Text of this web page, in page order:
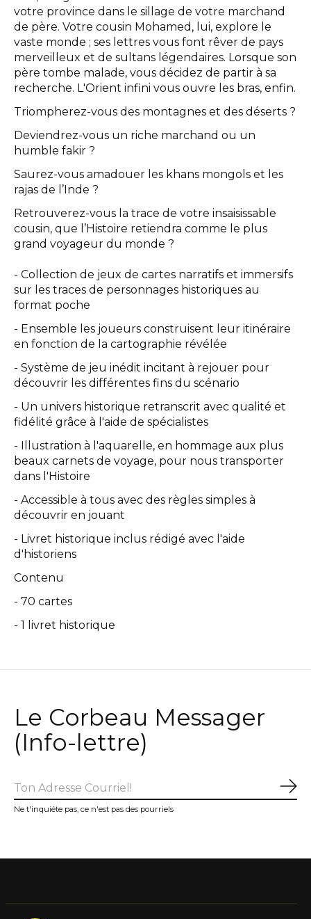
votre province dans le sillage de votre marchand
de père. Votre cousin Mohamed, lui, explore le
vaste monde ; ses lettres vous font rêver de pays
merveilleux et de sultans légendaires. Lorsque son
père tombe malade, vous décidez de partir à sa
recherche. L'Orient infini vous ouvre les bras, enfin.
Triompherez-vous des montagnes et des déserts ?
Deviendrez-vous un riche marchand ou un
humble fakir ?
Saurez-vous amadouer les khans mongols et les
rajas de l’Inde ?
Retrouverez-vous la trace de votre insaisissable
cousin, que l’Histoire retiendra comme le plus
grand voyageur du monde ?
- Collection de jeux de cartes narratifs et immersifs
sur les traces de personnages historiques au
format poche
- Ensemble les joueurs construisent leur itinéraire
en fonction de la cartographie révélée
- Système de jeu inédit incitant à rejouer pour
découvrir les différentes fins du scénario
- Un univers historique retranscrit avec qualité et
fidélité grâce à l'aide de spécialistes
- Illustration à l'aquarelle, en hommage aux plus
beaux carnets de voyage, pour nous transporter
dans l'Histoire
- Accessible à tous avec des règles simples à
découvrir en jouant
- Livret historique inclus rédigé avec l'aide
d'historiens
Contenu
- 70 cartes
- 1 livret historique
Le Corbeau Messager
(Info-lettre)
Ne t'inquiéte pas, ce n'est pas des pourriels